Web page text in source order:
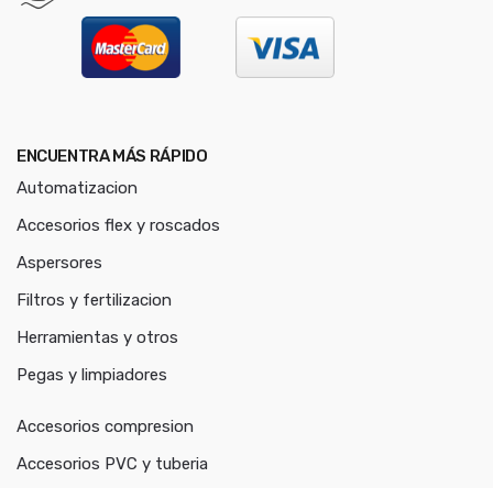
ENCUENTRA MÁS RÁPIDO
Automatizacion
Accesorios flex y roscados
Aspersores
Filtros y fertilizacion
Herramientas y otros
Pegas y limpiadores
Accesorios compresion
Accesorios PVC y tuberia